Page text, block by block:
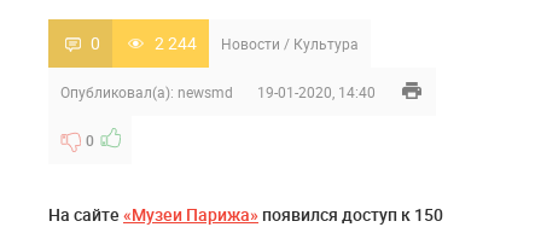
0 2 244 Новости / Культура
Опубликовал(а): newsmd 19-01-2020, 14:40
0
На сайте «Музеи Парижа» появился доступ к 150